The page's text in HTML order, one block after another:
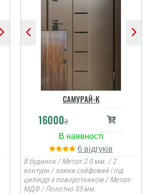
САМУРАЙ-К
16000₴
6
В будинок / Метал 2.0 мм. / 2
контури / замки сейфовий і під
циліндр з поворотником / Метал-
МДФ / Полотно 85 мм.